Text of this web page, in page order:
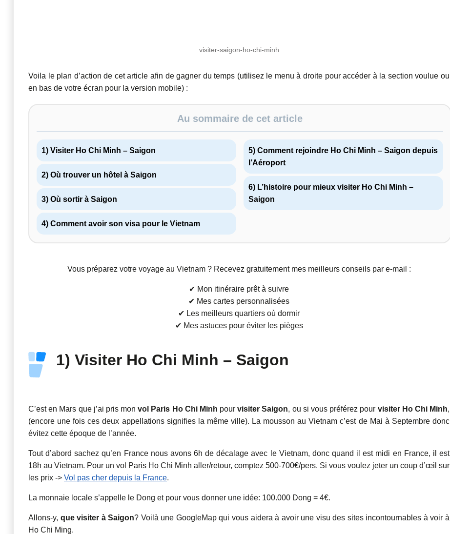
visiter-saigon-ho-chi-minh
Voila le plan d’action de cet article afin de gagner du temps (utilisez le menu à droite pour accéder à la section voulue ou
en bas de votre écran pour la version mobile) :
Au sommaire de cet article
1) Visiter Ho Chi Minh – Saigon
2) Où trouver un hôtel à Saigon
3) Où sortir à Saigon
4) Comment avoir son visa pour le Vietnam
5) Comment rejoindre Ho Chi Minh – Saigon depuis
l’Aéroport
6) L’histoire pour mieux visiter Ho Chi Minh –
Saigon
Vous préparez votre voyage au Vietnam ? Recevez gratuitement mes meilleurs conseils par e-mail :
✔ Mon itinéraire prêt à suivre
✔ Mes cartes personnalisées
✔ Les meilleurs quartiers où dormir
✔ Mes astuces pour éviter les pièges
1) Visiter Ho Chi Minh – Saigon
C’est en Mars que j’ai pris mon vol Paris Ho Chi Minh pourvisiter Saigon, ou si vous préférez pour visiter Ho Chi Minh,
(encore une fois ces deux appellations signifies la même ville). La mousson au Vietnam c’est de Mai à Septembre donc
évitez cette époque de l’année.
Tout d’abord sachez qu’en France nous avons 6h de décalage avec le Vietnam, donc quand il est midi en France, il est
18h au Vietnam. Pour un vol Paris Ho Chi Minh aller/retour, comptez 500-700€/pers. Si vous voulez jeter un coup d’œil sur
les prix -> Vol pas cher depuis la France.
La monnaie locale s’appelle le Dong et pour vous donner une idée: 100.000 Dong = 4€.
Allons-y, que visiter à Saigon? Voilà une GoogleMap qui vous aidera à avoir une visu des sites incontournables à voir à
Ho Chi Ming.